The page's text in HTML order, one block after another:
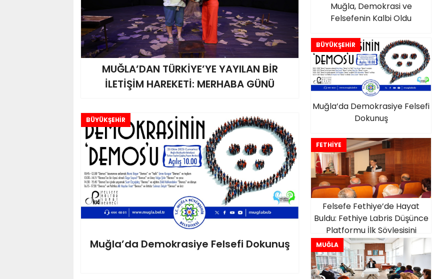
MUĞLA’DAN TÜRKİYE’YE YAYILAN BİR
İLETİŞİM HAREKETİ: MERHABA GÜNÜ
Muğla, Demokrasi ve
Felsefenin Kalbi Oldu
BÜYÜKŞEHİR
Muğla’da Demokrasiye Felsefi
Dokunuş
BÜYÜKŞEHİR
Muğla’da Demokrasiye Felsefi Dokunuş
FETHİYE
Felsefe Fethiye’de Hayat
Buldu: Fethiye Labris Düşünce
Platformu İlk Söyleşisini
Gerçekleştirdi
MUĞLA